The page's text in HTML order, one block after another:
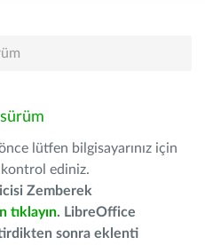
lütfen bilgisayarınız için
ediniz.
Zemberek
tıklayın. LibreOffice
sonra eklenti